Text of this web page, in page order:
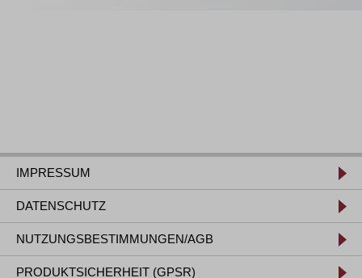
IMPRESSUM
DATENSCHUTZ
NUTZUNGSBESTIMMUNGEN/AGB
PRODUKTSICHERHEIT (GPSR)